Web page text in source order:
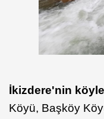
İkizdere'nin
Köyü, Başköy